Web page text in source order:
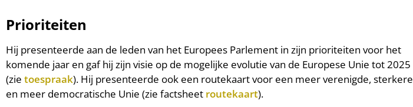
Prioriteiten
Hij presenteerde aan de leden van het Europees Parlement in zijn prioriteiten voor het
komende jaar en gaf hij zijn visie op de mogelijke evolutie van de Europese Unie tot 2025
(zie toespraak). Hij presenteerde ook een routekaart voor een meer verenigde, sterkere
en meer democratische Unie (zie factsheet routekaart).